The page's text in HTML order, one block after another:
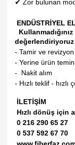
✔ Zor bulunan
ENDÜSTRİYEL
Kullanmadığınız
değerlendiriyoruz
- Tamir ve revizyon
- Yerine ürün
- Nakit alım
- Hızlı teklif - hızlı
İLETİŞİM
Hızlı dönüş için
0 216 290 65 27
0 537 592 67 70